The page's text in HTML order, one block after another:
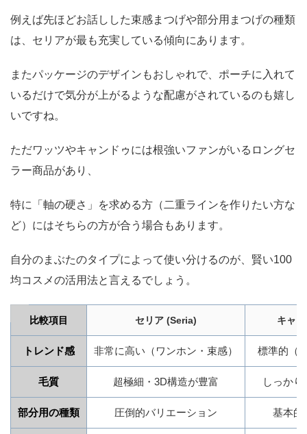
例えば先ほどお話しした束感まつげや部分用まつげの種類
は、セリアが最も充実している傾向にあります。
またパッケージのデザインもおしゃれで、ポーチに入れて
いるだけで気分が上がるような配慮がされているのも嬉し
いですね。
ただワッツやキャンドゥには根強いファンがいるロングセ
ラー商品があり、
特に「軸の硬さ」を求める方（二重ラインを作りたい方な
ど）にはそちらの方が合う場合もあります。
自分のまぶたのタイプによって使い分けるのが、賢い100
均コスメの活用法と言えるでしょう。
比較項目 セリア (Seria) キャ
トレンド感 非常に高い（ワンホン・束感） 標準的（
毛質 超極細・3D構造が豊富 しっか
部分用の種類 圧倒的バリエーション 基本的